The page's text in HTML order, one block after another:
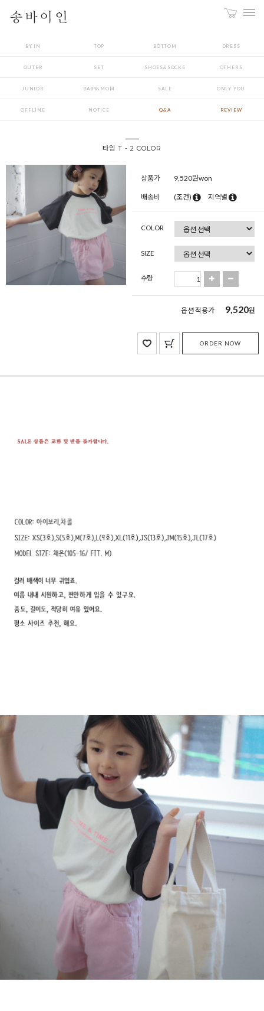
BY IN TOP BOTTOM DRESS
OUTER SET SHOES&SOCKS OTHERS
JUNIOR BABY&MOM SALE ONLY YOU
OFFLINE NOTICE Q&A REVIEW
타임 T - 2 COLOR
상품가 9,520원won
배송비 (조건) 지역별
COLOR
SIZE
수량
옵션 적용가 9,520원
ORDER NOW